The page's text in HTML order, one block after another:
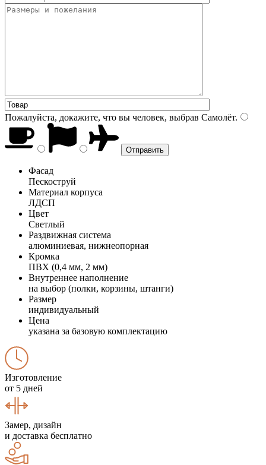
Пожалуйста, докажите, что вы человек, выбрав Самолёт.
Фасад
Пескоструй
Материал корпуса
ЛДСП
Цвет
Светлый
Раздвижная система
алюминиевая, нижнеопорная
Кромка
ПВХ (0,4 мм, 2 мм)
Внутреннее наполнение
на выбор (полки, корзины, штанги)
Размер
индивидуальный
Цена
указана за базовую комплектацию
Изготовление
от 5 дней
Замер, дизайн
и доставка бесплатно